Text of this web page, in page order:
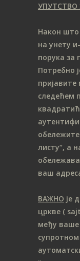
УПУТСТВО
Након
на унету
порука за
Потребно
пријавите
следећем
ква
листу“, а
ваш
ВАЖНО је
цркве (
међу ваше